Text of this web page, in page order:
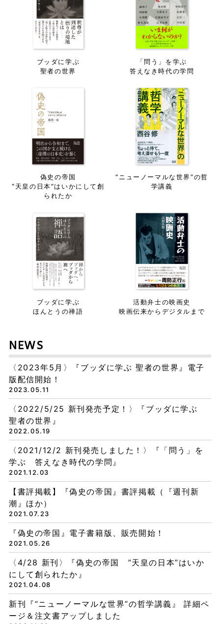
ブッダに学ぶ
聖者の世界
「問う」を学ぶ
答えなき時代の学問
偽史の帝国
“天皇の日本”はいかにして創
られたか
“ニューノーマルな世界”の哲
学講義
ブッダに学ぶ
ほんとうの禅語
活動弁士の映画史
映画伝来からデジタルまで
NEWS
〈2023年5月〉『ブッダに学ぶ 聖者の世界』電子
版配信開始！
2023.05.11
〈2022/5/25 新刊発売予定！〉『ブッダに学ぶ
聖者の世界』
2022.05.19
〈2021/12/2 新刊発売しました！〉『「問う」を
学ぶ 答えなき時代の学問』
2021.12.03
【書評掲載】『偽史の帝国』書評掲載（『週刊新
潮』ほか）
2021.07.23
『偽史の帝国』電子書籍版、販売開始！
2021.05.26
〈4/28 新刊〉『偽史の帝国 ”天皇の日本”はいか
にして創られたか』
2021.04.08
新刊『“ニューノーマルな世界”の哲学講義』 詳細ペ
ージ＆注文書アップしました